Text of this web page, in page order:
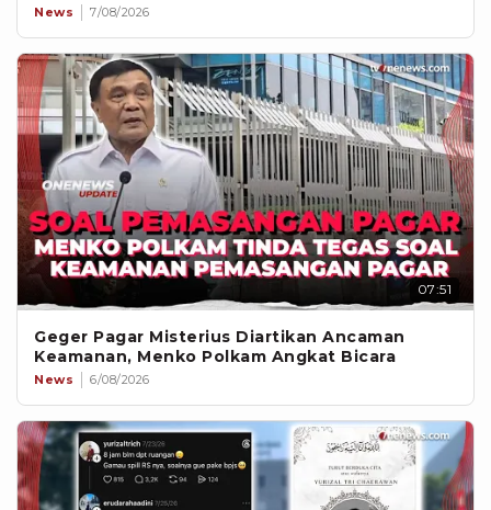
News 7/08/2026
07:51
Geger Pagar Misterius Diartikan Ancaman
Keamanan, Menko Polkam Angkat Bicara
News 6/08/2026